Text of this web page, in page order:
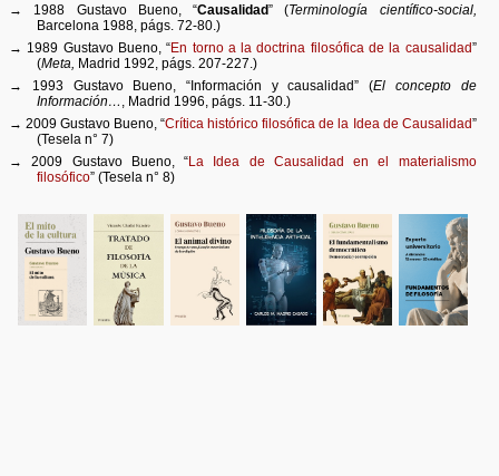
→ 1988 Gustavo Bueno, “Causalidad” (Terminología científico-social,
Barcelona 1988, págs. 72-80.)
→ 1989 Gustavo Bueno, “En torno a la doctrina filosófica de la causalidad”
(Meta, Madrid 1992, págs. 207-227.)
→ 1993 Gustavo Bueno, “Información y causalidad” (El concepto de
Información… , Madrid 1996, págs. 11-30.)
→ 2009 Gustavo Bueno, “Crítica histórico filosófica de la Idea de Causalidad”
(Tesela n° 7)
→ 2009 Gustavo Bueno, “La Idea de Causalidad en el materialismo
filosófico” (Tesela n° 8)